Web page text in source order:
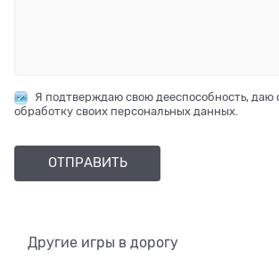
Я подтверждаю свою дееспособность, даю
обработку своих персональных данных.
Другие игры в дорогу